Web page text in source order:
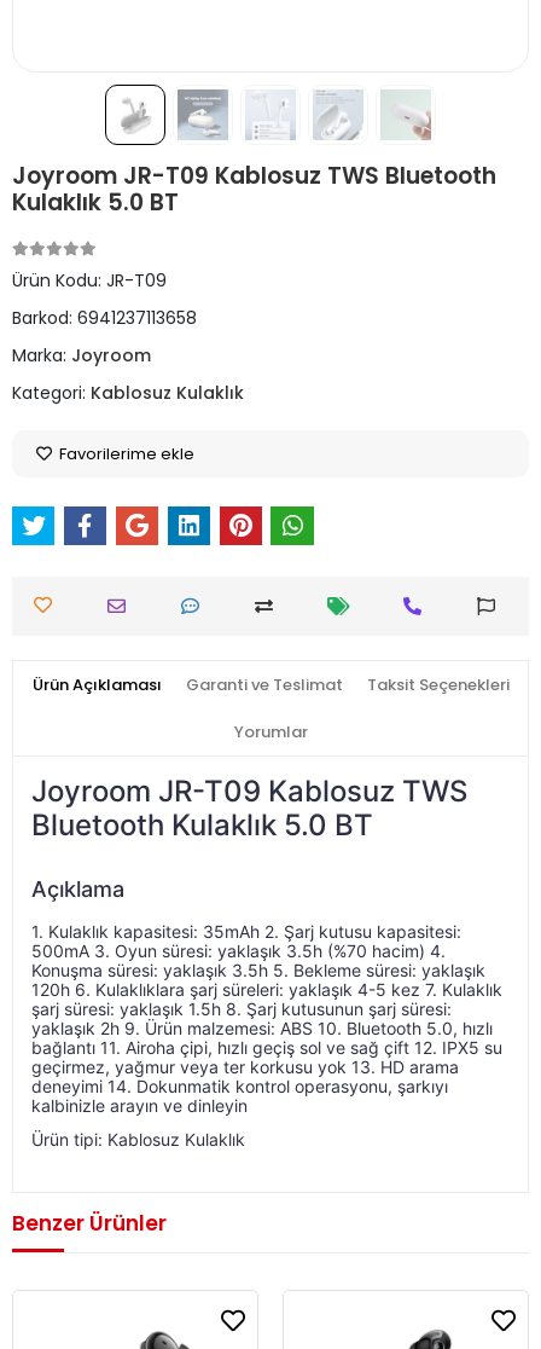
Joyroom JR-T09 Kablosuz TWS Bluetooth
Kulaklık 5.0 BT
Ürün Kodu: JR-T09
Barkod: 6941237113658
Marka: Joyroom
Kategori: Kablosuz Kulaklık
Favorilerime ekle
Ürün Açıklaması Garanti ve Teslimat Taksit Seçenekleri
Yorumlar
Joyroom JR-T09 Kablosuz TWS
Bluetooth Kulaklık 5.0 BT
Açıklama
1. Kulaklık kapasitesi: 35mAh 2. Şarj kutusu
1. Kulaklık kapasitesi: 35mAh 2. Şarj kutusu kapasitesi:
500mA 3. Oyun süresi: yaklaşık 3.5h (%70 hacim) 4.
Konuşma süresi: yaklaşık 3.5h 5. Bekleme süresi: yaklaşık
120h 6. Kulaklıklara şarj süreleri: yaklaşık 4-5 kez 7. Kulaklık
şarj süresi: yaklaşık 1.5h 8. Şarj kutusunun şarj süresi:
yaklaşık 2h 9. Ürün malzemesi: ABS 10. Bluetooth 5.0, hızlı
bağlantı 11. Airoha çipi, hızlı geçiş sol ve sağ çift 12. IPX5 su
geçirmez, yağmur veya ter korkusu yok 13. HD arama
deneyimi 14. Dokunmatik kontrol operasyonu, şarkıyı
kalbinizle arayın ve dinleyin
Ürün tipi: Kablosuz Kulaklık
Benzer Ürünler